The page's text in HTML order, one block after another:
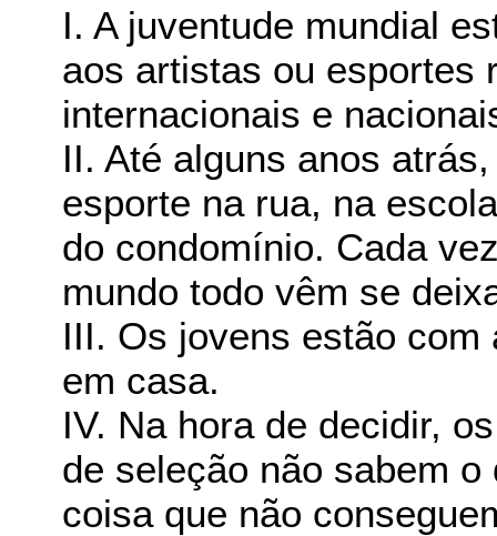
I. A juventude mundial
aos artistas ou esportes
internacionais e
II. Até alguns anos
esporte na rua, na
do condomínio. Cada
mundo todo vêm se
III. Os jovens estão
em casa.
IV. Na hora de decidir,
de seleção não sabem
coisa que não